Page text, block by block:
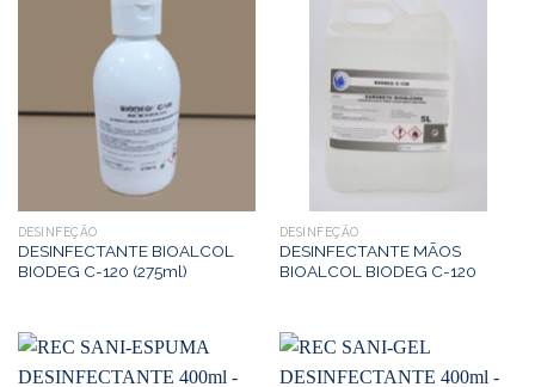
DESINFEÇÃO
DESINFECTANTE BIOALCOL
BIODEG C-120 (275ml)
DESINFEÇÃO
DESINFECTANTE MÃOS
BIOALCOL BIODEG C-120